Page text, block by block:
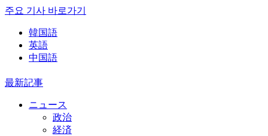
주요 기사 바로가기
韓国語
英語
中国語
最新記事
ニュース
政治
経済